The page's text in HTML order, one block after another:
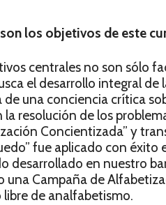
los objetivos de este
centrales no son sólo
el desarrollo integral
de una conciencia crítica
la resolución de los
Concientizada” y
fue aplicado con
desarrollado en nuestro
una Campaña de
de analfabetismo.